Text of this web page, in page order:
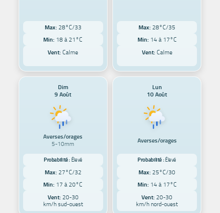
Max: 28°C/33
Min: 18 à 21°C
Vent: Calme
Max: 28°C/35
Min: 14 à 17°C
Vent:Calme
Dim
9 Août
Averses/orages
5-10mm
Probabilité : Élevé
Max: 27°C/32
Min: 17 à 20°C
Vent:20-30
km/h sud-ouest
Lun
10 Août
Averses/orages
Probabilité : Élevé
Max: 25°C/30
Min: 14 à 17°C
Vent: 20-30
km/h nord-ouest